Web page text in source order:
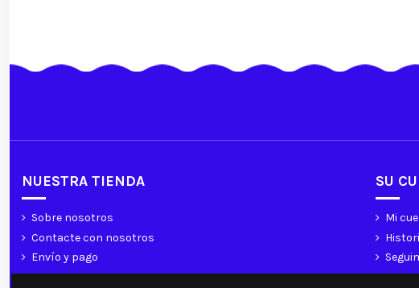
NUESTRA TIENDA
Sobre nosotros
Contacte con nosotros
Envío y pago
Pago seguro
SU
Mi